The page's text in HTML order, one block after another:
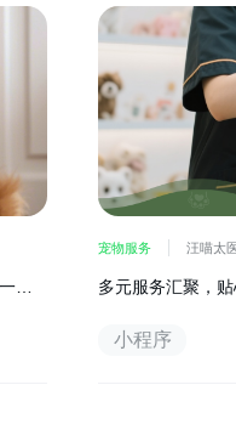
体
宠物服务 汪喵太
多元服务汇聚，
小程序